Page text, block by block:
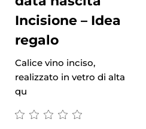
Incisione – Idea
regalo
Calice vino inciso,
realizzato in vetro di alta
qu